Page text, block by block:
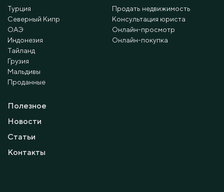
Турция
Северный Кипр
ОАЭ
Индонезия
Тайланд
Грузия
Мальдивы
Проданные
Продать недвижимость
Консультация юриста
Онлайн-просмотр
Онлайн-покупка
Полезное
Новости
Статьи
Контакты